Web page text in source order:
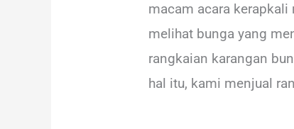
macam acara
melihat bunga yang
rangkaian karangan
hal itu, kami menjual